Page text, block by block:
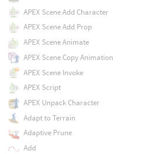
APEX Scene Add Character
APEX Scene Add Prop
APEX Scene Animate
APEX Scene Copy Animation
APEX Scene Invoke
APEX Script
APEX Unpack Character
Adapt to Terrain
Adaptive Prune
Add